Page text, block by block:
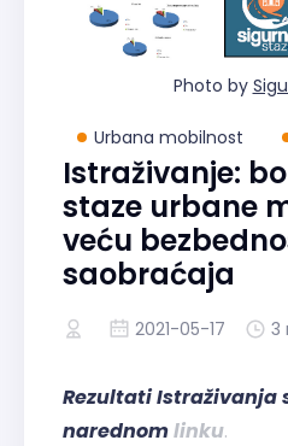
Photo by
Urbana mobilnost
Istraživanje:
staze urbane
veću
saobraćaja
2021-05-17 3
Rezultati Istraživanja
narednomlinku.